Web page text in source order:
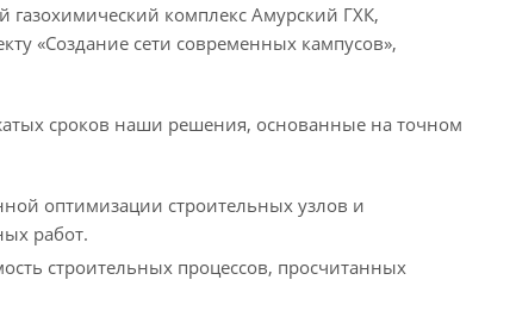
комплекс Амурский ГХК,
«Создание сети современных кампусов»,
сроков наши решения, основанные на точном
оптимизации строительных узлов и
работ.
строительных процессов, просчитанных